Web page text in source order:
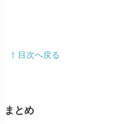
⇧ 目次へ戻る
まとめ